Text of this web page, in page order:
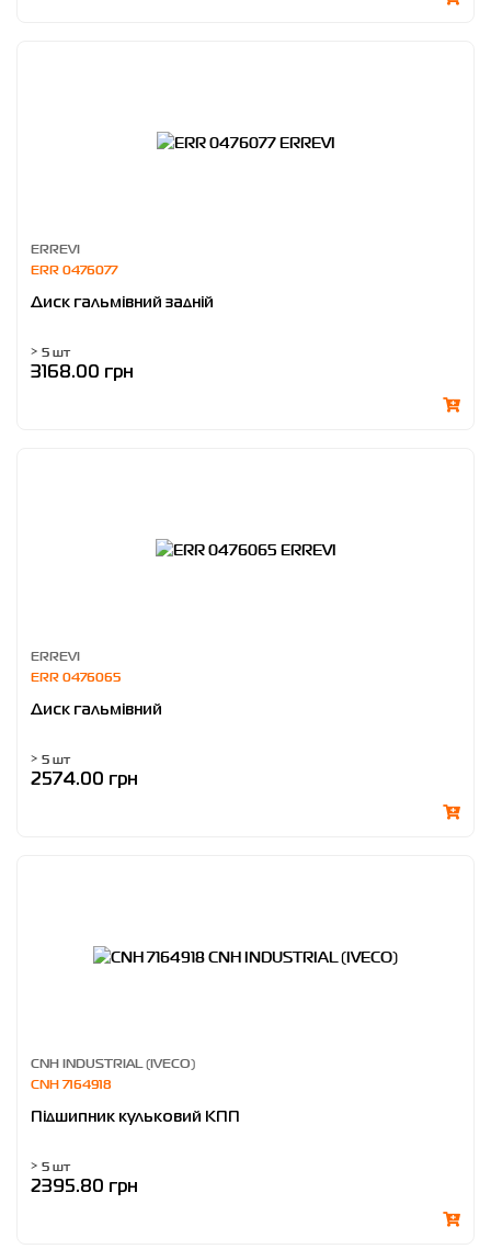
ERREVI
ERR 0476077
Диск гальмівний задній
> 5 шт
3168.00 грн
ERREVI
ERR 0476065
Диск гальмівний
> 5 шт
2574.00 грн
CNH INDUSTRIAL (IVECO)
CNH 7164918
Підшипник кульковий КПП
> 5 шт
2395.80 грн